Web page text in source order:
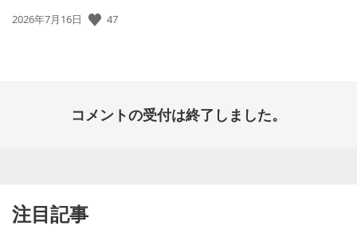
公
2026年7月16日 47
コメントの受付は終了しました。
注目記事